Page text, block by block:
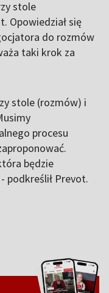
stole
Opowiedział się
do rozmów
taki krok za
stole (rozmów) i
procesu
będzie
podkreślił Prevot.